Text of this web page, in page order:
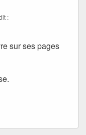
:
sur ses pages